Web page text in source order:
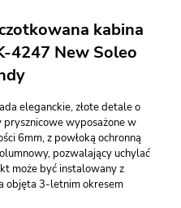
kabina
4247 New Soleo
eleganckie, złote detale o
prysznicowe wyposażone w
6mm, z powłoką ochronną
pozwalający uchylać
może być instalowany z
objęta 3-letnim okresem